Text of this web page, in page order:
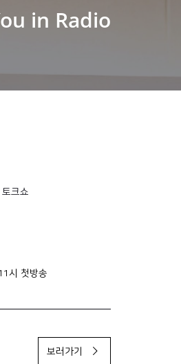
in Radio
크쇼
시 첫방송
보러가기